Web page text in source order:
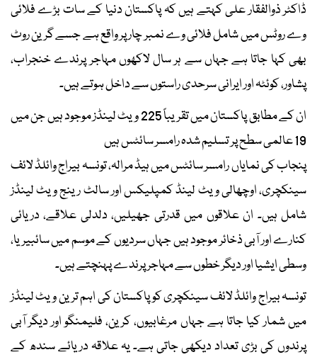
ڈاکٹر ذوالفقار علی کہتے ہیں کہ پاکستان دنیا کے سات بڑے فلائی
وے روٹس میں شامل فلائی وے نمبر چار پر واقع ہے جسے گرین روٹ
بھی کہا جاتا ہے جہاں سے ہر سال لاکھوں مہاجر پرندے خنجراب،
پشاور، کوئٹہ اور ایرانی سرحدی راستوں سے داخل ہوتے ہیں۔
ان کے مطابق پاکستان میں تقریباً 225 ویٹ لینڈز موجود ہیں جن میں
19 عالمی سطح پر تسلیم شدہ رامسر سائٹس ہیں
پنجاب کی نمایاں رامسر سائٹس میں ہیڈ مرالہ، تونسہ بیراج وائلڈ لائف
سینکچری، اوچھالی ویٹ لینڈ کمپلیکس اور سالٹ رینج ویٹ لینڈز
شامل ہیں۔ ان علاقوں میں قدرتی جھیلیں، دلدلی علاقے، دریائی
کنارے اور آبی ذخائر موجود ہیں جہاں سردیوں کے موسم میں سائبیریا،
وسطی ایشیا اور دیگر خطوں سے مہاجر پرندے پہنچتے ہیں۔
تونسہ بیراج وائلڈ لائف سینکچری کو پاکستان کی اہم ترین ویٹ لینڈز
میں شمار کیا جاتا ہے جہاں مرغابیوں، کرین، فلیمنگو اور دیگر آبی
پرندوں کی بڑی تعداد دیکھی جاتی ہے۔ یہ علاقہ دریائے سندھ کے